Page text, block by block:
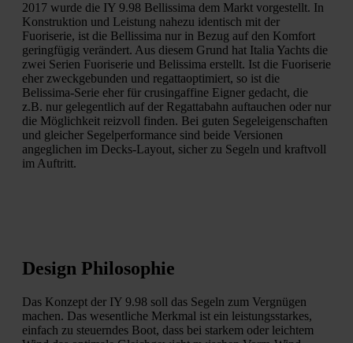
2017 wurde die IY 9.98 Bellissima dem Markt vorgestellt. In
Konstruktion und Leistung nahezu identisch mit der
Fuoriserie, ist die Bellissima nur in Bezug auf den Komfort
geringfügig verändert. Aus diesem Grund hat Italia Yachts die
zwei Serien Fuoriserie und Belissima erstellt. Ist die Fuoriserie
eher zweckgebunden und regattaoptimiert, so ist die
Belissima-Serie eher für crusingaffine Eigner gedacht, die
z.B. nur gelegentlich auf der Regattabahn auftauchen oder nur
die Möglichkeit reizvoll finden. Bei guten Segeleigenschaften
und gleicher Segelperformance sind beide Versionen
angeglichen im Decks-Layout, sicher zu Segeln und kraftvoll
im Auftritt.
Design Philosophie
Das Konzept der IY 9.98 soll das Segeln zum Vergnügen
machen. Das wesentliche Merkmal ist ein leistungsstarkes,
einfach zu steuerndes Boot, dass bei starkem oder leichtem